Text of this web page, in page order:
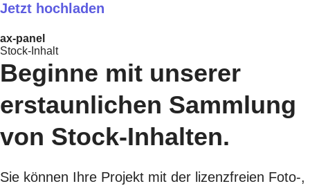
Jetzt hochladen
ax-panel
Stock-Inhalt
Beginne mit unserer
erstaunlichen Sammlung
von Stock-Inhalten.
Sie können Ihre Projekt mit der lizenzfreien Foto-,